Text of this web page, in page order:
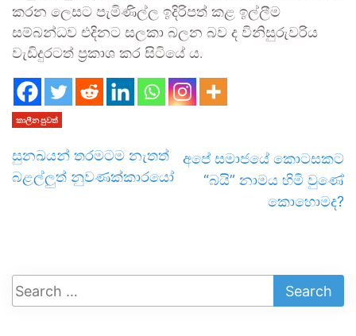
කරන ලෙසට පැමිණිල්ල ඉදිරිපත් කළ ඉල්ලීම
සම්බන්ධව එදිනට සලකා බලන බව ද විනිසුරුවරිය
වැඩිදුරටත් ප්‍රකාශ කර සිටියේ ය.
කාලීන පුවත්
සුනඛයන් තරමටම නැතත්
බළල්ලුත් නුවණක්කාරයෝ
අපේ සමාජයේ කොටසකට
“බයි” නාමය හිමි වුණේ
කොහොමද?